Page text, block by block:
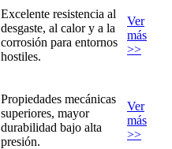
Excelente resistencia al
desgaste, al calor y a la
corrosión para entornos
hostiles.
Ver
más
>>
Propiedades mecánicas
superiores, mayor
durabilidad bajo alta
presión.
Ver
más
>>